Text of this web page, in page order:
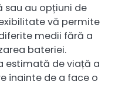
au opțiuni de
vă permite
medii fără a
bateriei.
estimată de viață a
înainte de a face o